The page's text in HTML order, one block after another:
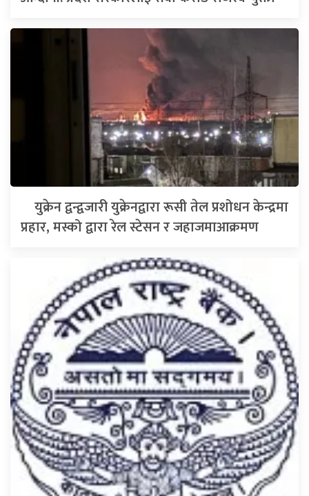
युक्रेन द्वन्द्वजारी युक्रेनद्वारा रूसी तेल प्रशोधन केन्द्रमा
प्रहार, मस्को द्वारा रेल स्टेसन र जहाजमाआक्रमण